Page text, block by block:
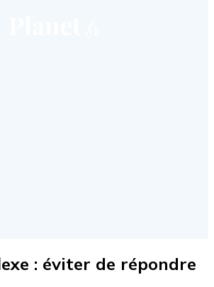
: éviter de répondre